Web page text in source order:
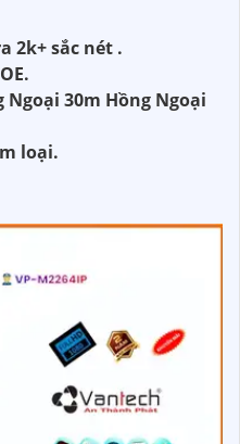
2k+ sắc nét .
Ngoại 30m Hồng Ngoại
loại.